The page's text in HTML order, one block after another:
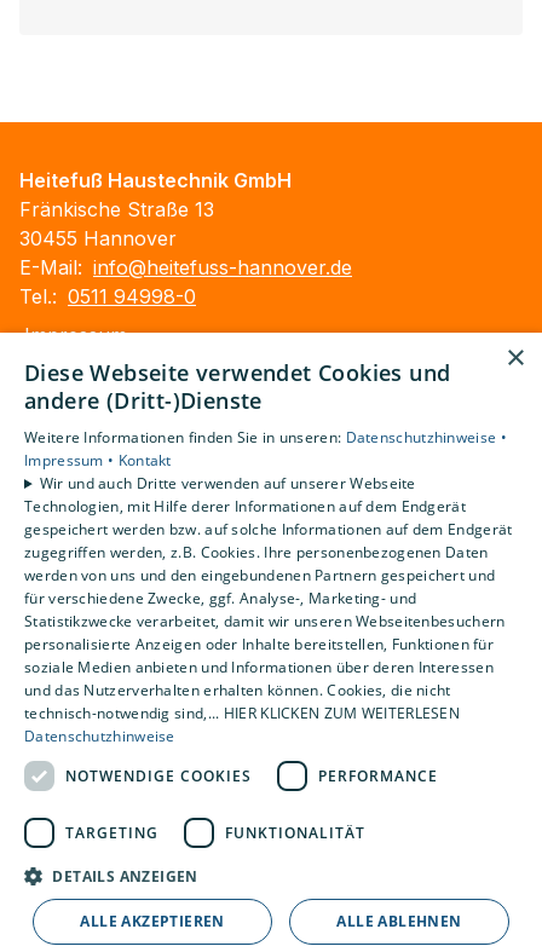
Heitefuß Haustechnik GmbH
Fränkische Straße 13
30455 Hannover
E-Mail: info@heitefuss-hannover.de
Tel.: 0511 94998-0
Impressum
Barrierefreiheitserklärung
Datenschutzerklärung
Unsere Bereiche
Privatkunden
Gewerbekunden
Karriere
Unternehmen
Kontakt
×
Diese Webseite verwendet Cookies und
andere (Dritt-)Dienste
Weitere Informationen finden Sie in unseren: Datenschutzhinweise •
Impressum • Kontakt
Wir und auch Dritte verwenden auf unserer Webseite
Technologien, mit Hilfe derer Informationen auf dem Endgerät
gespeichert werden bzw. auf solche Informationen auf dem Endgerät
zugegriffen werden, z.B. Cookies. Ihre personenbezogenen Daten
werden von uns und den eingebundenen Partnern gespeichert und
für verschiedene Zwecke, ggf. Analyse-, Marketing- und
Statistikzwecke verarbeitet, damit wir unseren Webseitenbesuchern
personalisierte Anzeigen oder Inhalte bereitstellen, Funktionen für
soziale Medien anbieten und Informationen über deren Interessen
und das Nutzerverhalten erhalten können. Cookies, die nicht
technisch-notwendig sind,... HIER KLICKEN ZUM WEITERLESEN
Datenschutzhinweise
NOTWENDIGE COOKIES
PERFORMANCE
TARGETING FUNKTIONALITÄT
DETAILS ANZEIGEN
ALLE AKZEPTIEREN ALLE ABLEHNEN